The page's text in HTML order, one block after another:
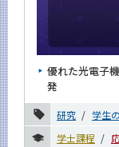
優れた光電子
発
研究 学生
学士課程